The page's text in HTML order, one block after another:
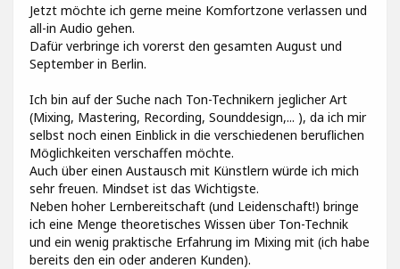
Jetzt möchte ich gerne meine Komfortzone verlassen und
all-in Audio gehen.
Dafür verbringe ich vorerst den gesamten August und
September in Berlin.
Ich bin auf der Suche nach Ton-Technikern jeglicher Art
(Mixing, Mastering, Recording, Sounddesign,... ), da ich mir
selbst noch einen Einblick in die verschiedenen beruflichen
Möglichkeiten verschaffen möchte.
Auch über einen Austausch mit Künstlern würde ich mich
sehr freuen. Mindset ist das Wichtigste.
Neben hoher Lernbereitschaft (und Leidenschaft!) bringe
ich eine Menge theoretisches Wissen über Ton-Technik
und ein wenig praktische Erfahrung im Mixing mit (ich habe
bereits den ein oder anderen Kunden).